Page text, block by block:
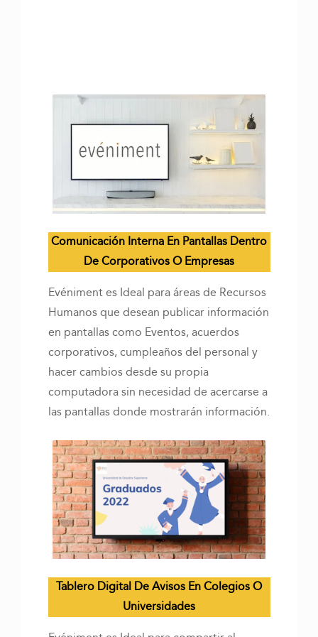
Comunicación Interna En Pantallas Dentro
De Corporativos O Empresas
Evéniment es Ideal para áreas de Recursos
Humanos que desean publicar información
en pantallas como Eventos, acuerdos
corporativos, cumpleaños del personal y
hacer cambios desde su propia
computadora sin necesidad de acercarse a
las pantallas donde mostrarán información.
Tablero Digital De Avisos En Colegios O
Universidades